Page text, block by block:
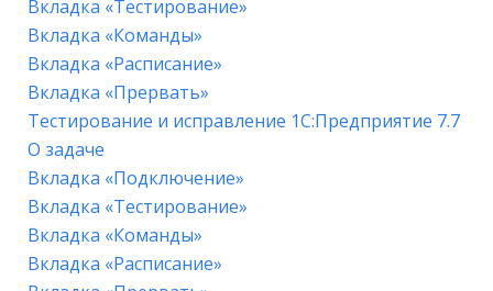
Вкладка «Тестирование»
Вкладка «Команды»
Вкладка «Расписание»
Вкладка «Прервать»
Тестирование и исправление 1С:Предприятие 7.7
О задаче
Вкладка «Подключение»
Вкладка «Тестирование»
Вкладка «Команды»
Вкладка «Расписание»